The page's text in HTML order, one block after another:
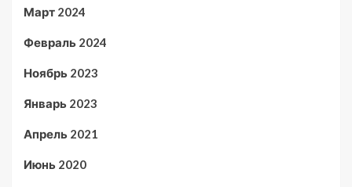
Март 2024
Февраль 2024
Ноябрь 2023
Январь 2023
Апрель 2021
Июнь 2020